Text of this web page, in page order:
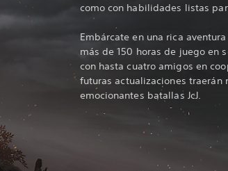
como con habilidades listas
Embárcate en una rica
más de 150 horas de juego en
con hasta cuatro amigos en
futuras actualizaciones traerán
emocionantes batallas JcJ.